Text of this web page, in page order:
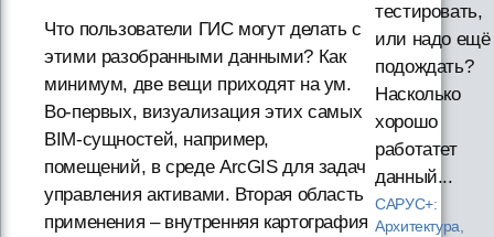
Что пользователи ГИС могут делать с
этими разобранными данными? Как
минимум, две вещи приходят на ум.
Во-первых, визуализация этих самых
BIM-сущностей, например,
помещений, в среде ArcGIS для задач
управления активами. Вторая область
применения – внутренняя картография
тестировать,
или надо ещё
подождать?
Насколько
хорошо
работатет
данный...
САРУС+:
Архитектура,